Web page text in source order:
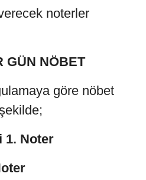
noterler
GÜN NÖBET
göre nöbet
1. Noter